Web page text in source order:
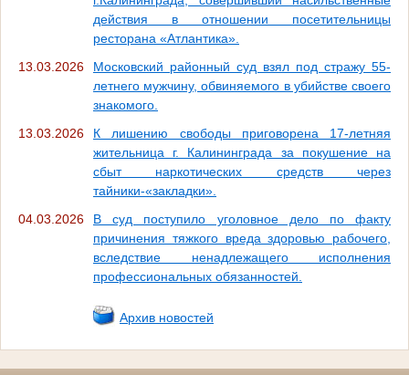
действия в отношении посетительницы
ресторана «Атлантика».
13.03.2026
Московский районный суд взял под стражу 55-
летнего мужчину, обвиняемого в убийстве своего
знакомого.
13.03.2026
К лишению свободы приговорена 17-летняя
жительница г. Калининграда за покушение на
сбыт наркотических средств через
тайники-«закладки».
04.03.2026
В суд поступило уголовное дело по факту
причинения тяжкого вреда здоровью рабочего,
вследствие ненадлежащего исполнения
профессиональных обязанностей.
Архив новостей